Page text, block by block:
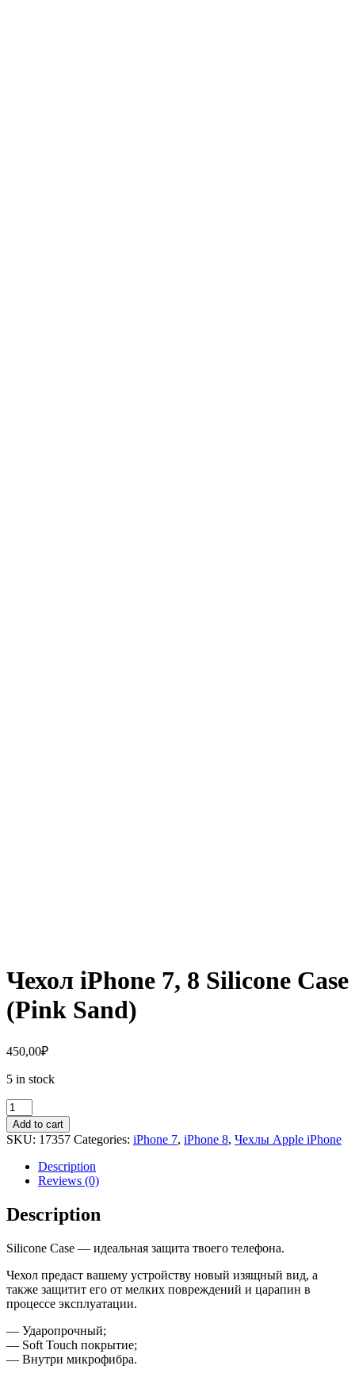
Чехол iPhone 7, 8 Silicone Case
(Pink Sand)
450,00₽
5 in stock
Чехол
iPhone
7,
8
Silicone
Case
Sand)
quantity
Add to cart
SKU: 17357 Categories: iPhone 7, iPhone 8, Чехлы Apple iPhone
Description
Reviews (0)
Description
Silicone Case — идеальная защита твоего телефона.
Чехол предаст вашему устройству новый изящный вид, а
также защитит его от мелких повреждений и царапин в
процессе эксплуатации.
— Ударопрочный;
— Soft Touch покрытие;
— Внутри микрофибра.